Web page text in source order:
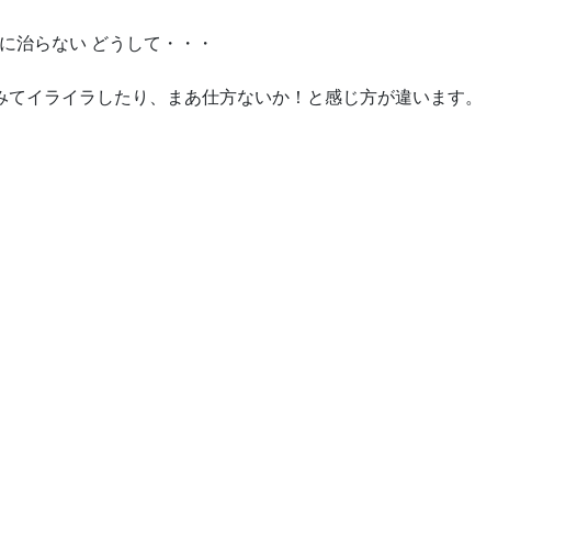
治らない どうして・・・
イライラしたり、まあ仕方ないか！と感じ方が違います。